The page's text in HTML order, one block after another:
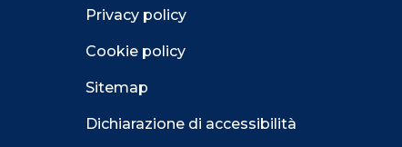
Privacy policy
Cookie policy
Sitemap
Dichiarazione di accessibilità